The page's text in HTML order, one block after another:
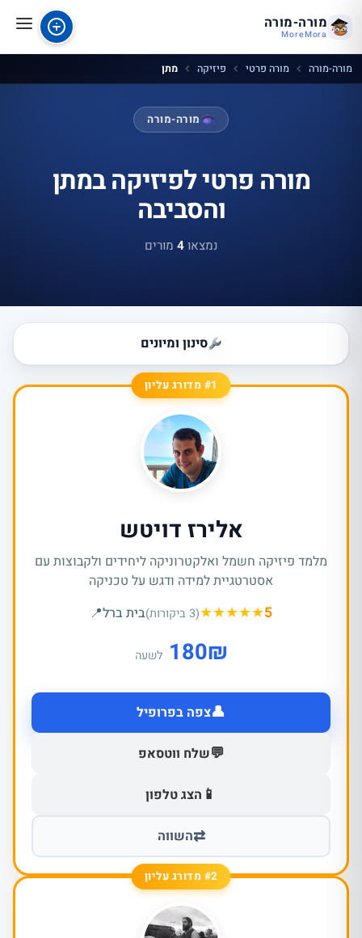
מורה-מורה
MoreMora
מורה-מורה מורה פרטי פיזיקה מתן
מורה-מורה
מורה פרטי לפיזיקה במתן
והסביבה
נמצאו4 מורים
סינון ומיונים
#1 מדורג עליון
אלירז דויטש
מלמד פיזיקה חשמל ואלקטרוניקה ליחידים ולקבוצות עם
אסטרטגיית למידה ודגש על טכניקה
(3 ביקורות)★★★★★5 בית ברל📍
₪
180 לשעה
👤צפה בפרופיל
💬שלח ווטסאפ
📱 הצג טלפון
⇄השווה
#2 מדורג עליון